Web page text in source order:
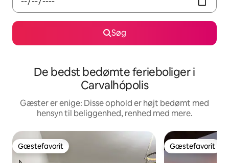
Søg
De bedst bedømte ferieboliger i
Carvalhópolis
Gæster er enige: Disse ophold er højt bedømt med
hensyn til beliggenhed, renhed med mere.
Gæstefavorit
Gæstefavorit Gæstefavorit
Gæstefavorit